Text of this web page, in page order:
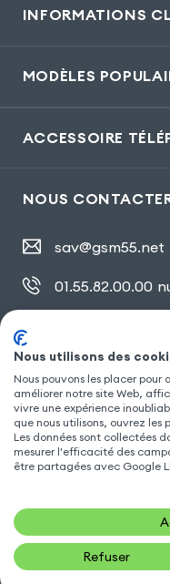
INFORMATIONS
MODÈLES
ACCESSOIRE
NOUS
sav@gsm55.net
01.55.82.00.00
Nous utilisons des
Nous pouvons les placer pour
améliorer notre site Web,
vivre une expérience
que nous utilisons, ouvrez les
Les données sont collectées
mesurer l'efficacité des
être partagées avec Google
Refuser